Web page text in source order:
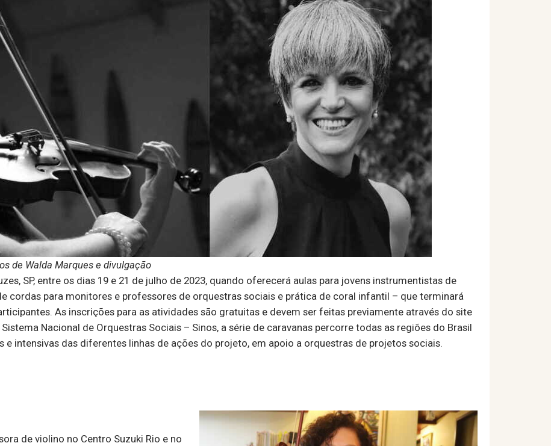
de Walda Marques e divulgação
SP, entre os dias 19 e 21 de julho de 2023, quando oferecerá aulas para jovens instrumentistas de
cordas para monitores e professores de orquestras sociais e prática de coral infantil – que terminará
As inscrições para as atividades são gratuitas e devem ser feitas previamente através do site
Nacional de Orquestras Sociais – Sinos, a série de caravanas percorre todas as regiões do Brasil
intensivas das diferentes linhas de ações do projeto, em apoio a orquestras de projetos sociais.
de violino no Centro Suzuki Rio e no